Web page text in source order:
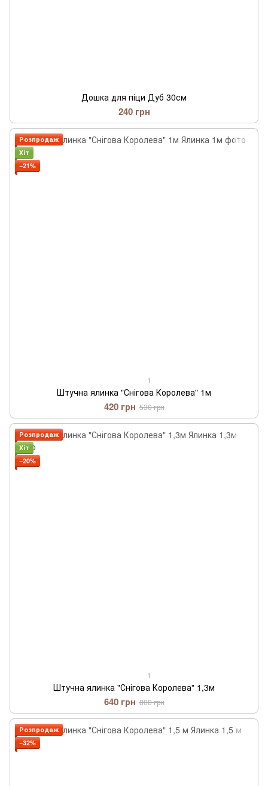
Дошка для піци Дуб 30см
240 грн
Розпродаж
Хіт
−21%
1
Штучна ялинка "Снігова Королева" 1м
420 грн 530 грн
Розпродаж
Хіт
−20%
1
Штучна ялинка "Снігова Королева" 1,3м
640 грн 800 грн
Розпродаж
−32%